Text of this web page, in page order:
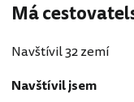
Má
Navštívil 32 zemí
Navštívil jsem